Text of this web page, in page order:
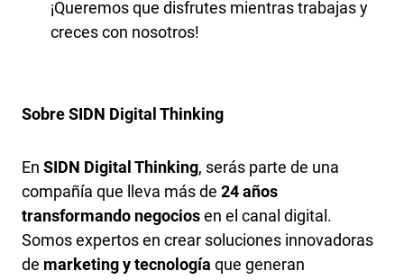
¡Queremos que disfrutes mientras trabajas y
creces con nosotros!
Sobre SIDN Digital Thinking
En SIDN Digital Thinking, serás parte de una
compañía que lleva más de 24 años
transformando negociosen el canal digital.
Somos expertos en crear soluciones innovadoras
de marketing y tecnología que generan